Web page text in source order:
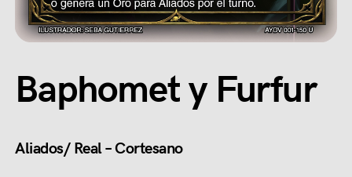
Baphomet y Furfur
Aliados/ Real – Cortesano